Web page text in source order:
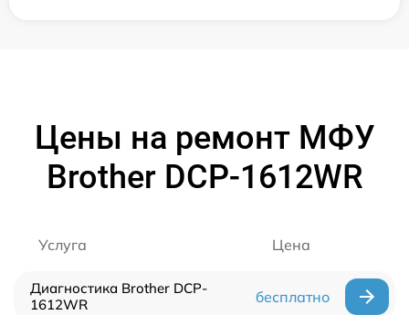
Цены на ремонт МФУ
Brother DCP-1612WR
Услуга Цена
Диагностика Brother DCP-
1612WR
бесплатно